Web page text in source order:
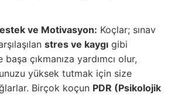
ve Motivasyon: Koçlar; sınav
stres ve kaygıgibi
çıkmanıza yardımcı olur,
yüksek tutmak için size
Birçok koçun PDR (Psikolojik